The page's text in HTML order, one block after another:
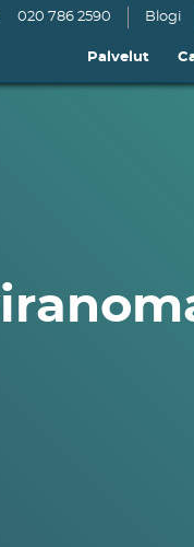
020 786 2590 Blogi
Palvelut